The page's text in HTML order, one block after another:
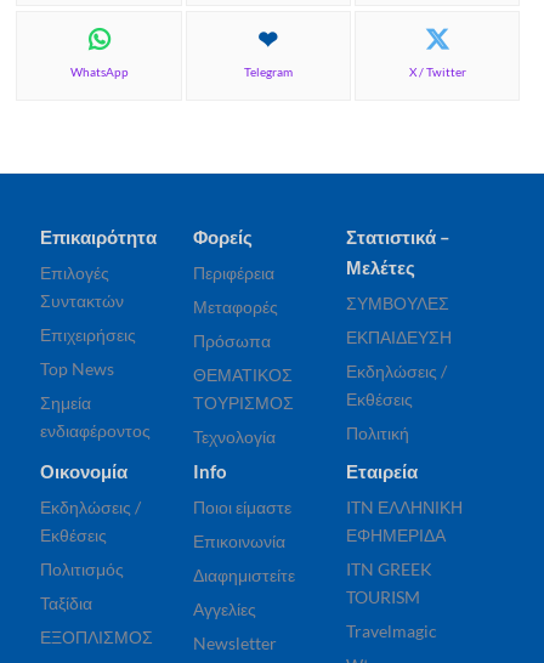
WhatsApp Telegram X / Twitter
Επικαιρότητα
Επιλογές
Συντακτών
Επιχειρήσεις
Top News
Σημεία
ενδιαφέροντος
Φορείς
Περιφέρεια
Μεταφορές
Πρόσωπα
ΘΕΜΑΤΙΚΟΣ
ΤΟΥΡΙΣΜΟΣ
Τεχνολογία
Στατιστικά –
Μελέτες
ΣΥΜΒΟΥΛΕΣ
ΕΚΠΑΙΔΕΥΣΗ
Εκδηλώσεις /
Εκθέσεις
Πολιτική
Οικονομία
Εκδηλώσεις /
Εκθέσεις
Πολιτισμός
Ταξίδια
ΕΞΟΠΛΙΣΜΟΣ
Info
Ποιοι είμαστε
Επικοινωνία
Διαφημιστείτε
Αγγελίες
Newsletter
Εταιρεία
ITN ΕΛΛΗΝΙΚΗ
ΕΦΗΜΕΡΙΔΑ
ITN GREEK
TOURISM
Travelmagic